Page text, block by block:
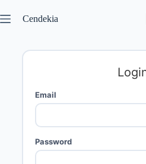
Cendekia
Email
Password